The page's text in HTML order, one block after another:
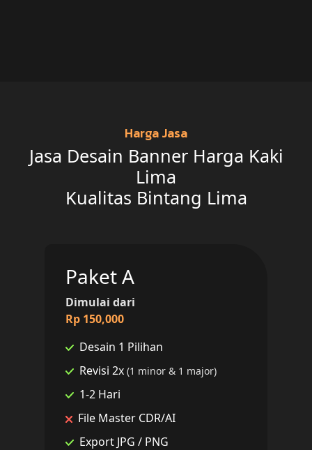
Harga Jasa
Jasa Desain Banner Harga Kaki
Lima
Kualitas Bintang Lima
Paket A
Dimulai dari
Rp 150,000
Desain 1 Pilihan
Revisi 2x (1 minor & 1 major)
1-2 Hari
File Master CDR/AI
Export JPG / PNG